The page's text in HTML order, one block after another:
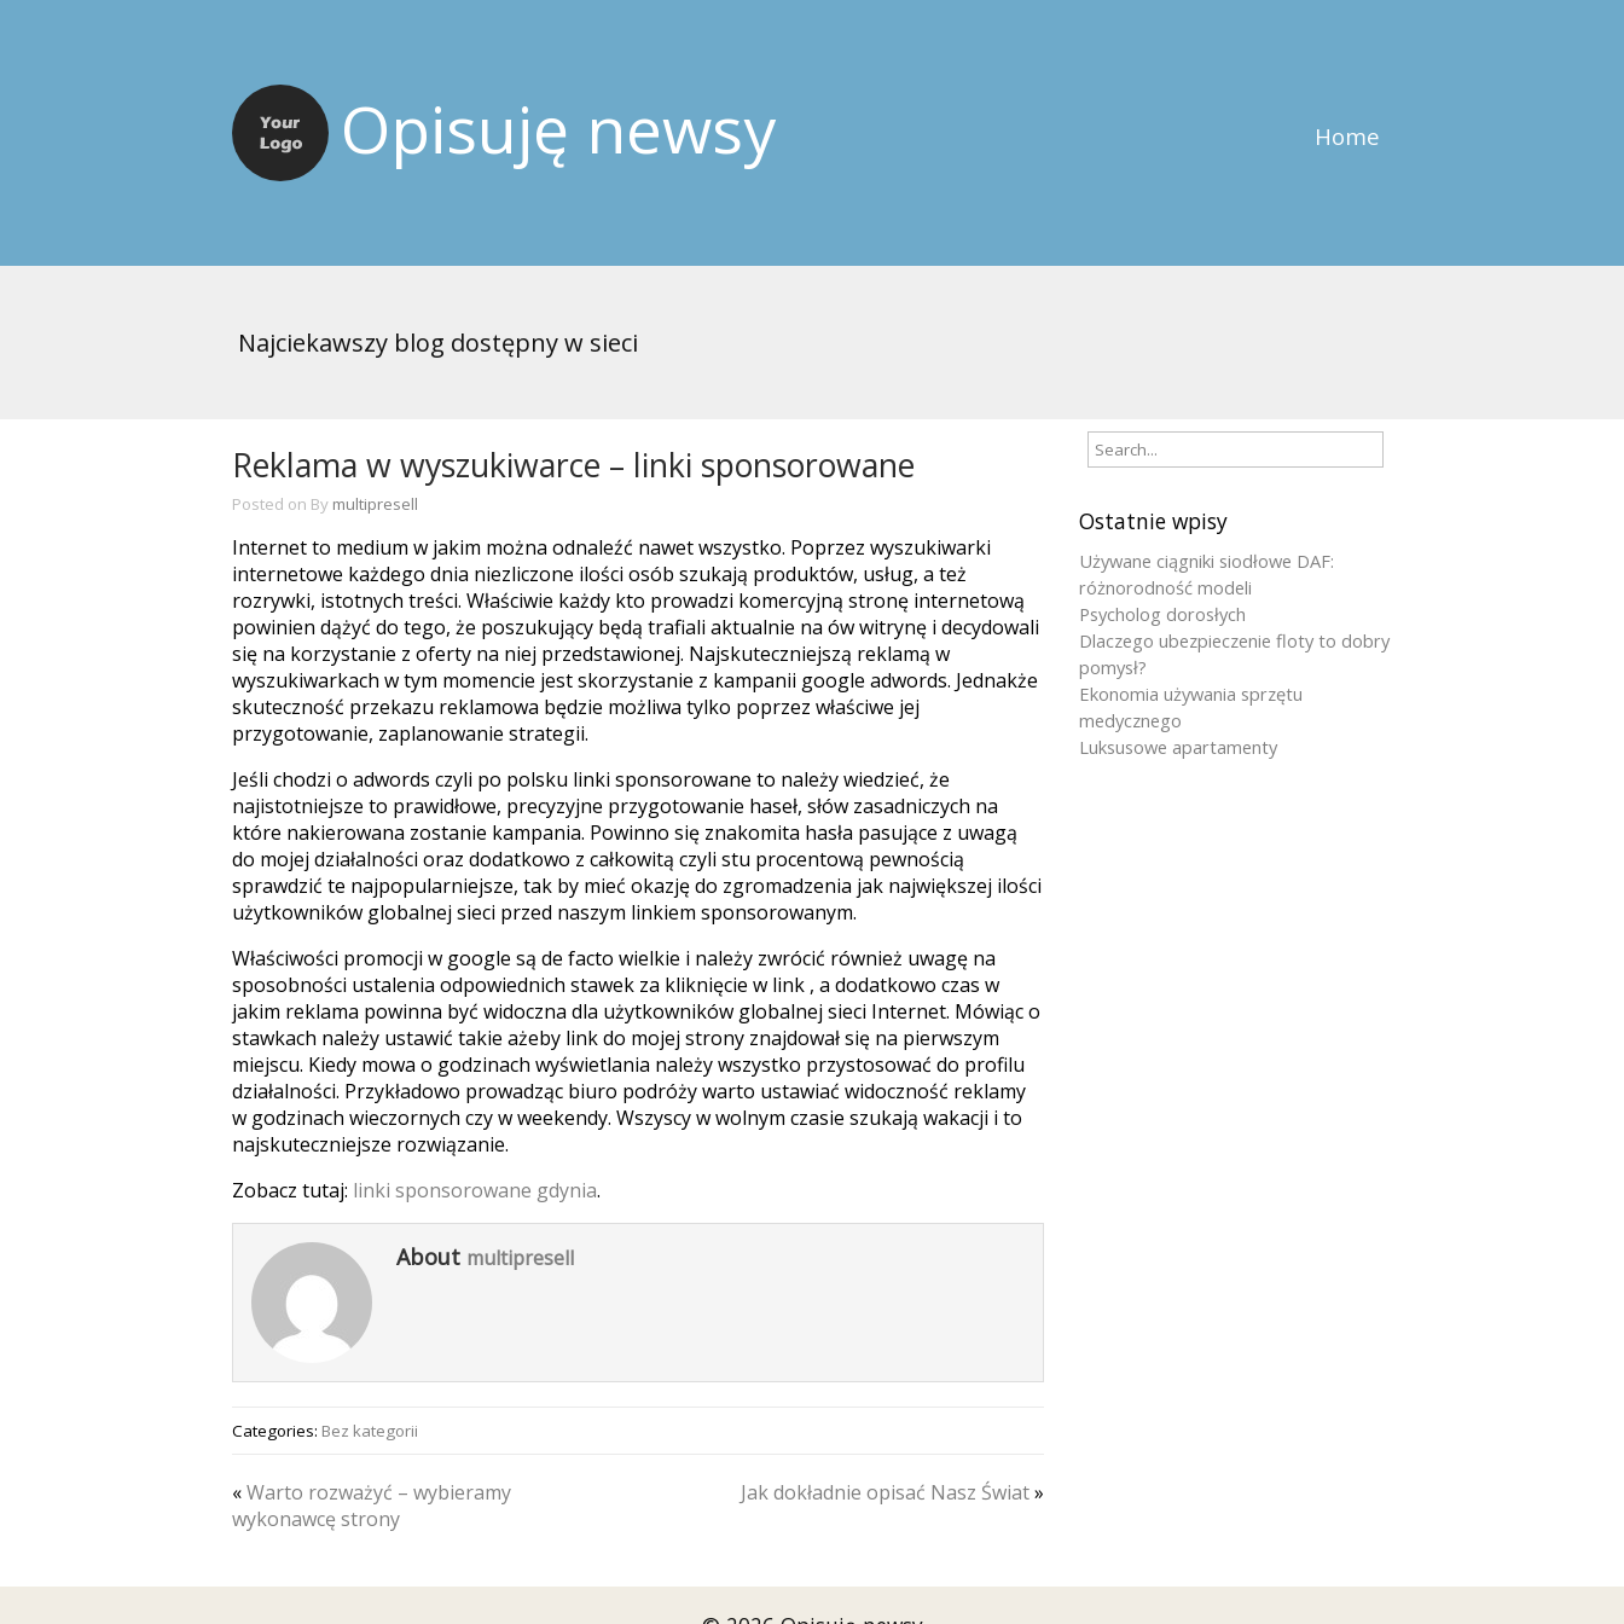
Opisuję newsy Home
Najciekawszy blog dostępny w sieci
Reklama w wyszukiwarce – linki sponsorowane
Posted on By multipresell
Internet to medium w jakim można odnaleźć nawet wszystko. Poprzez wyszukiwarki
internetowe każdego dnia niezliczone ilości osób szukają produktów, usług, a też
rozrywki, istotnych treści. Właściwie każdy kto prowadzi komercyjną stronę internetową
powinien dążyć do tego, że poszukujący będą trafiali aktualnie na ów witrynę i decydowali
się na korzystanie z oferty na niej przedstawionej. Najskuteczniejszą reklamą w
wyszukiwarkach w tym momencie jest skorzystanie z kampanii google adwords. Jednakże
skuteczność przekazu reklamowa będzie możliwa tylko poprzez właściwe jej
przygotowanie, zaplanowanie strategii.
Jeśli chodzi o adwords czyli po polsku linki sponsorowane to należy wiedzieć, że
najistotniejsze to prawidłowe, precyzyjne przygotowanie haseł, słów zasadniczych na
które nakierowana zostanie kampania. Powinno się znakomita hasła pasujące z uwagą
do mojej działalności oraz dodatkowo z całkowitą czyli stu procentową pewnością
sprawdzić te najpopularniejsze, tak by mieć okazję do zgromadzenia jak największej ilości
użytkowników globalnej sieci przed naszym linkiem sponsorowanym.
Właściwości promocji w google są de facto wielkie i należy zwrócić również uwagę na
sposobności ustalenia odpowiednich stawek za kliknięcie w link , a dodatkowo czas w
jakim reklama powinna być widoczna dla użytkowników globalnej sieci Internet. Mówiąc o
stawkach należy ustawić takie ażeby link do mojej strony znajdował się na pierwszym
miejscu. Kiedy mowa o godzinach wyświetlania należy wszystko przystosować do profilu
działalności. Przykładowo prowadząc biuro podróży warto ustawiać widoczność reklamy
w godzinach wieczornych czy w weekendy. Wszyscy w wolnym czasie szukają wakacji i to
najskuteczniejsze rozwiązanie.
Zobacz tutaj: linki sponsorowane gdynia.
About multipresell
Categories: Bez kategorii
«Warto rozważyć – wybieramy
wykonawcę strony
Jak dokładnie opisać Nasz Świat»
Ostatnie wpisy
Używane ciągniki siodłowe DAF:
różnorodność modeli
Psycholog dorosłych
Dlaczego ubezpieczenie floty to dobry
pomysł?
Ekonomia używania sprzętu
medycznego
Luksusowe apartamenty